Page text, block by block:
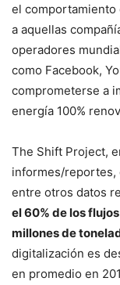
el comportamiento
a aquellas
operadores
como Facebook,
comprometerse a
energía 100%
The Shift Project,
informes/reportes,
entre otros datos
el 60% de los
millones de
digitalización es
en promedio en